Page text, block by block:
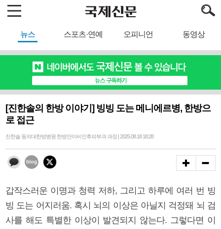
뉴스 스포츠·연예 오피니언 동영상
[진한솔의 한방 이야기] 빙빙 도는 메니에르병, 한방으
로 접근
진한솔 동의대한방병원 한방안이비인후피부과 과장 | 2025.08.18 18:28
갑작스러운 이명과 청력 저하, 그리고 하루에 여러 번 빙
빙 도는 어지러움. 혹시 뇌의 이상은 아닐지 걱정돼 뇌 검
사를 해도 특별한 이상이 발견되지 않는다. 그렇다면 이